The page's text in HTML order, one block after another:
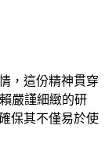
，這份精神貫穿
嚴謹細緻的研
保其不僅易於使